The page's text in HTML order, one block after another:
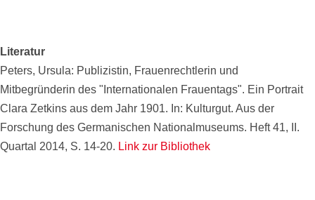
Literatur
Peters, Ursula: Publizistin, Frauenrechtlerin und
Mitbegründerin des "Internationalen Frauentags". Ein Portrait
Clara Zetkins aus dem Jahr 1901. In: Kulturgut. Aus der
Forschung des Germanischen Nationalmuseums. Heft 41, II.
Quartal 2014, S. 14-20. Link zur Bibliothek